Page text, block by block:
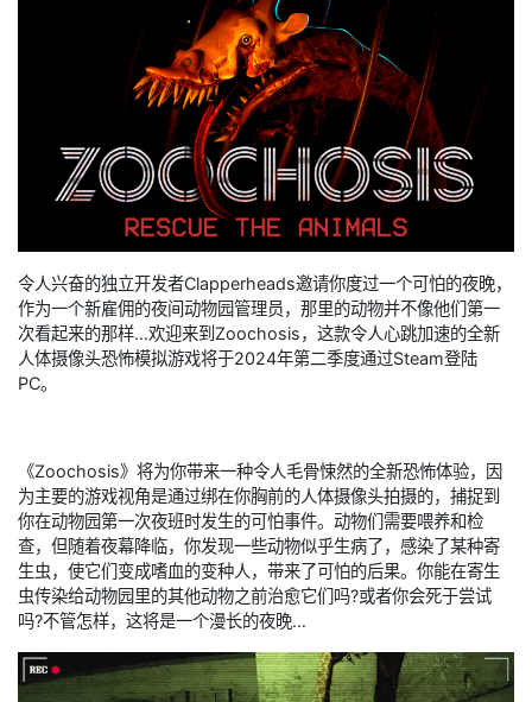
令人兴奋的独立开发者Clapperheads邀请你度过一个可怕的夜晚，
作为一个新雇佣的夜间动物园管理员，那里的动物并不像他们第一
次看起来的那样…欢迎来到Zoochosis，这款令人心跳加速的全新
人体摄像头恐怖模拟游戏将于2024年第二季度通过Steam登陆
PC。
《Zoochosis》将为你带来一种令人毛骨悚然的全新恐怖体验，因
为主要的游戏视角是通过绑在你胸前的人体摄像头拍摄的，捕捉到
你在动物园第一次夜班时发生的可怕事件。动物们需要喂养和检
查，但随着夜幕降临，你发现一些动物似乎生病了，感染了某种寄
生虫，使它们变成嗜血的变种人，带来了可怕的后果。你能在寄生
虫传染给动物园里的其他动物之前治愈它们吗?或者你会死于尝试
吗?不管怎样，这将是一个漫长的夜晚…